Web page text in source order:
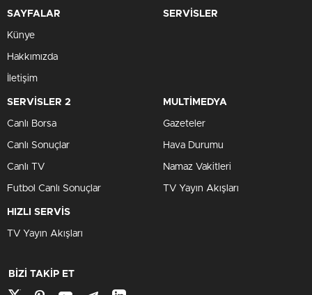
SAYFALAR
Künye
Hakkımızda
İletişim
SERVİSLER
SERVİSLER 2
Canlı Borsa
Canlı Sonuçlar
Canlı TV
Futbol Canlı Sonuçlar
MULTİMEDYA
Gazeteler
Hava Durumu
Namaz Vakitleri
TV Yayın Akışları
HIZLI SERVİS
TV Yayın Akışları
BİZİ TAKİP ET